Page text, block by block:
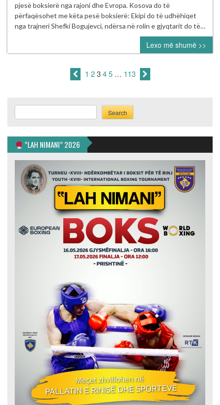
ndërkombëtar
“Memorial
Vllaznia
2026”
në
pjesë boksierë nga rajoni dhe Evropa. Kosova do të
përfaqësohet me këta pesë boksierë: Ekipi do të udhëhiqet
nga trajneri Shefki Bogujevci, ndërsa në rolin e gjyqtarit do të…
Lexo më shumë >>
1 2 3 4 5 … 113
Search
”LAH NIMANI” 2026